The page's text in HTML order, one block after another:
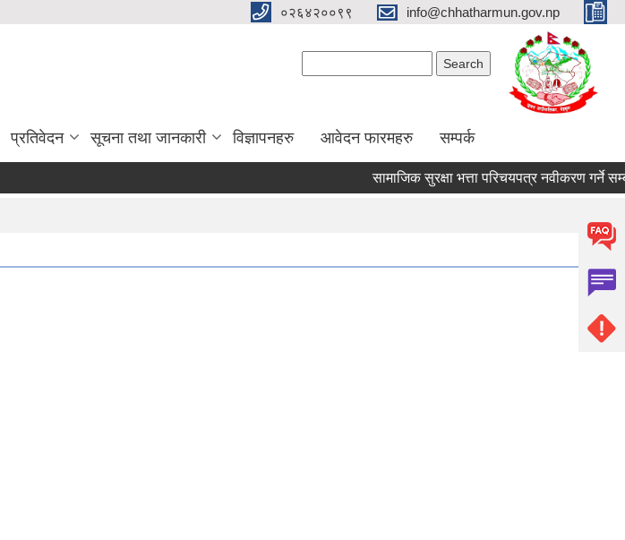
०२६४२००९९ info@chhatharmun.gov.np
प्रतिवेदन सूचना तथा जानकारी विज्ञापनहरु आवेदन फारमहरु सम्पर्क
सामाजिक सुरक्षा भत्ता परिचयपत्र नवीकरण गर्ने